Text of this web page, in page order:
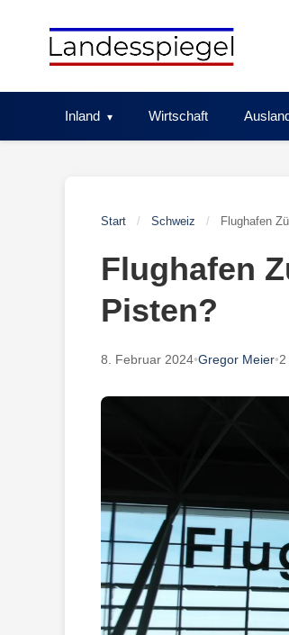
Inland Wirtschaft
Start / Schweiz / Flughafen
Flughafen
Pisten?
8. Februar 2024•Gregor Meier•